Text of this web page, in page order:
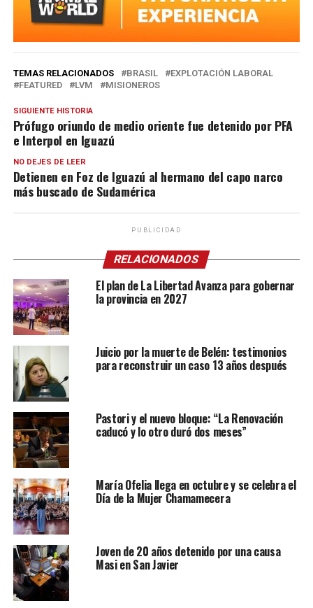
TEMAS RELACIONADOS BRASIL
EXPLOTACIÓN LABORAL
FEATURED
LVM MISIONEROS
SIGUIENTE HISTORIA
Prófugo oriundo de medio oriente fue detenido por PFA
e Interpol en Iguazú
NO DEJES DE LEER
Detienen en Foz de Iguazú al hermano del capo narco
más buscado de Sudamérica
PUBLICIDAD
RELACIONADOS
El plan de La Libertad Avanza para gobernar
la provincia en 2027
Juicio por la muerte de Belén: testimonios
para reconstruir un caso 13 años después
Pastori y el nuevo bloque: “La Renovación
caducó y lo otro duró dos meses”
María Ofelia llega en octubre y se celebra el
Día de la Mujer Chamamecera
Joven de 20 años detenido por una causa
Masi en San Javier